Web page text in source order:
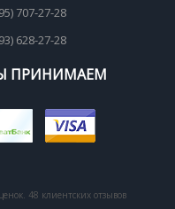
707-27-28
628-27-28
ПРИНИМАЕМ
48 клиентских отзывов